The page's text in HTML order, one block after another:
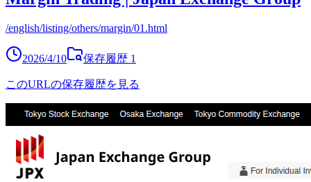
/english/listing/others/margin/01.html
2026/4/10 保存履歴 1
このURLの保存履歴を見る